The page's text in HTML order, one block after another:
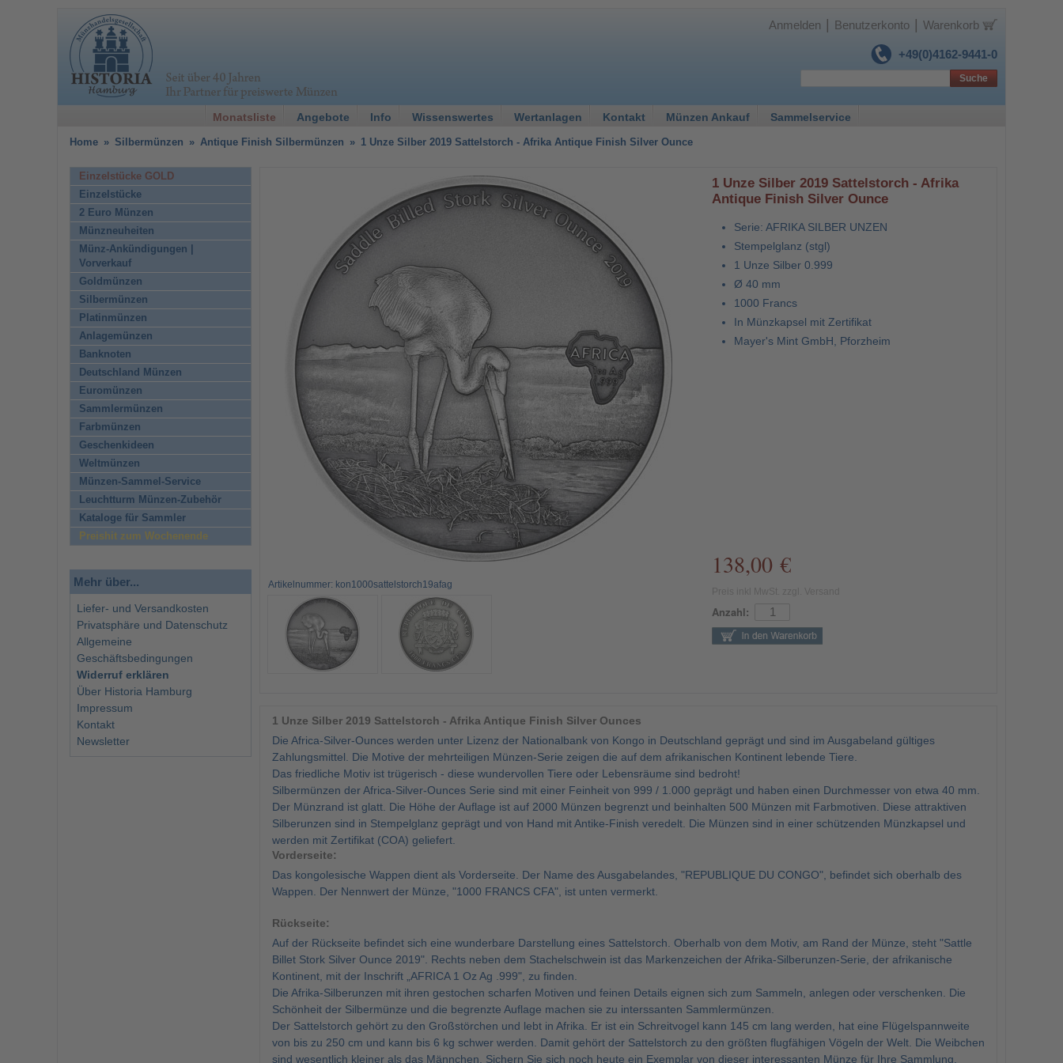
+49(0)4162-9441-0
Anmelden Benutzerkonto Warenkorb
Monatsliste Angebote Info Wissenswertes Wertanlagen Kontakt Münzen Ankauf Sammelservice
Suche
Home » Silbermünzen » Antique Finish Silbermünzen » 1 Unze Silber 2019 Sattelstorch - Afrika Antique Finish Silver Ounce
Artikelnummer: kon1000sattelstorch19afag
1 Unze Silber 2019 Sattelstorch - Afrika
Antique Finish Silver Ounce
Serie: AFRIKA SILBER UNZEN
Stempelglanz (stgl)
1 Unze Silber 0.999
Ø 40 mm
1000 Francs
In Münzkapsel mit Zertifikat
Mayer's Mint GmbH, Pforzheim
138,00 €
Anzahl:
1 Unze Silber 2019 Sattelstorch - Afrika Antique Finish Silver Ounces
Die Africa-Silver-Ounces werden unter Lizenz der Nationalbank von Kongo in Deutschland geprägt und sind im Ausgabeland gültiges
Zahlungsmittel. Die Motive der mehrteiligen Münzen-Serie zeigen die auf dem afrikanischen Kontinent lebende Tiere.
Das friedliche Motiv ist trügerisch - diese wundervollen Tiere oder Lebensräume sind bedroht!
Silbermünzen der Africa-Silver-Ounces Serie sind mit einer Feinheit von 999 / 1.000 geprägt und haben einen Durchmesser von etwa 40 mm.
Der Münzrand ist glatt. Die Höhe der Auflage ist auf 2000 Münzen begrenzt und beinhalten 500 Münzen mit Farbmotiven. Diese attraktiven
Silberunzen sind in Stempelglanz geprägt und von Hand mit Antike-Finish veredelt. Die Münzen sind in einer schützenden Münzkapsel und
werden mit Zertifikat (COA) geliefert.
Vorderseite:
Das kongolesische Wappen dient als Vorderseite. Der Name des Ausgabelandes, "REPUBLIQUE DU CONGO", befindet sich oberhalb des
Wappen. Der Nennwert der Münze, "1000 FRANCS CFA", ist unten vermerkt.
Rückseite:
Auf der Rückseite befindet sich eine wunderbare Darstellung eines Sattelstorch. Oberhalb von dem Motiv, am Rand der Münze, steht "Sattle
Billet Stork Silver Ounce 2019". Rechts neben dem Stachelschwein ist das Markenzeichen der Afrika-Silberunzen-Serie, der afrikanische
Kontinent, mit der Inschrift „AFRICA 1 Oz Ag .999", zu finden.
Die Afrika-Silberunzen mit ihren gestochen scharfen Motiven und feinen Details eignen sich zum Sammeln, anlegen oder verschenken. Die
Schönheit der Silbermünze und die begrenzte Auflage machen sie zu interssanten Sammlermünzen.
Der Sattelstorch gehört zu den Großstörchen und lebt in Afrika. Er ist ein Schreitvogel kann 145 cm lang werden, hat eine Flügelspannweite
von bis zu 250 cm und kann bis 6 kg schwer werden. Damit gehört der Sattelstorch zu den größten flugfähigen Vögeln der Welt. Die Weibchen
sind wesentlich kleiner als das Männchen. Sichern Sie sich noch heute ein Exemplar von dieser interessanten Münze für Ihre Sammlung.
Einzelstücke GOLD
Einzelstücke
2 Euro Münzen
Münzneuheiten
Münz-Ankündigungen |
Vorverkauf
Goldmünzen
Silbermünzen
Platinmünzen
Anlagemünzen
Banknoten
Deutschland Münzen
Euromünzen
Sammlermünzen
Farbmünzen
Geschenkideen
Weltmünzen
Münzen-Sammel-Service
Leuchtturm Münzen-Zubehör
Kataloge für Sammler
Preishit zum Wochenende
Mehr über...
Liefer- und Versandkosten
Privatsphäre und Datenschutz
Allgemeine
Geschäftsbedingungen
Widerruf erklären
Über Historia Hamburg
Impressum
Kontakt
Newsletter